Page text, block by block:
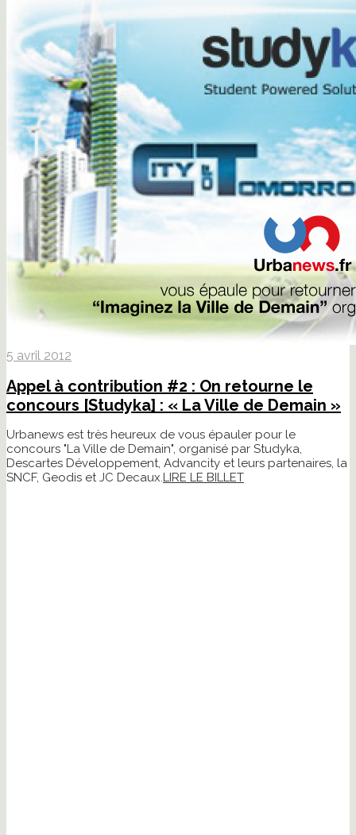
5 avril 2012
Appel à contribution #2 : On retourne le
concours [Studyka] : « La Ville de Demain »
Urbanews est très heureux de vous épauler pour le
concours "La Ville de Demain", organisé par Studyka,
Descartes Développement, Advancity et leurs partenaires, la
SNCF, Geodis et JC Decaux.LIRE LE BILLET